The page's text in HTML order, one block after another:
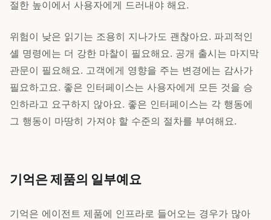
절한 높이에서 사용자에게 드러내야 해요.
위험이 낮은 읽기는 조용히 지나가도 괜찮아요. 파괴적인
셸 명령에는 더 강한 마찰이 필요해요. 공개 출시는 마지막
관문이 필요해요. 고객에게 영향을 주는 변경에는 감사가
필요하고요. 좋은 인터페이스는 사용자에게 모든 것을 승
인하라고 요구하지 않아요. 좋은 인터페이스는 각 행동에
그 행동이 마땅히 가져야 할 수준의 절차를 부여해요.
기억은 제품의 일부예요
기억은 에이전트 제품에 인프라로 들어오는 경우가 많아